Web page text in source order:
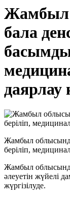
Жамбыл
бала
даярлау
Жамбыл
беріліп,
Жамбыл
әлеуетін жүйелі
жүргізілуде.